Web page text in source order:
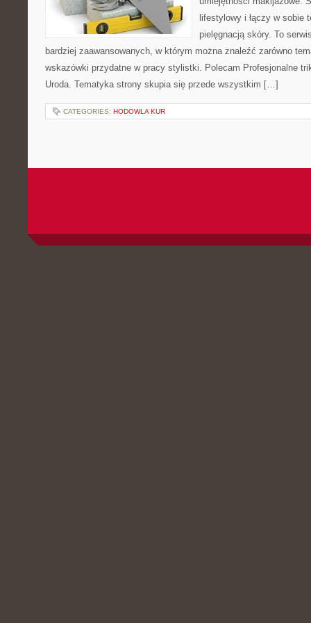
lifestylowy i łączy w sobie
pielęgnacją skóry. To
bardziej zaawansowanych, w którym można znaleźć zarówno
wskazówki przydatne w pracy stylistki. Polecam Profesjonalne
Uroda. Tematyka strony skupia się przede wszystkim […]
CATEGORIES: HODOWLA KUR